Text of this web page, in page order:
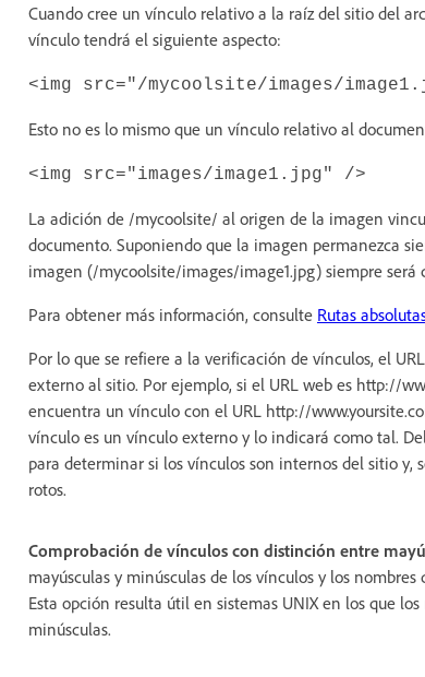
Cuando cree un vínculo relativo a la raíz del sitio del
vínculo tendrá el siguiente aspecto:
<img src="/mycoolsite/images/
Esto no es lo mismo que un vínculo relativo al
<img src="images/image1.jpg" />
La adición de /mycoolsite/ al origen de la imagen
documento. Suponiendo que la imagen permanezca
imagen (/mycoolsite/images/image1.jpg) siempre
Para obtener más información, consulte Rutas
Por lo que se refiere a la verificación de vínculos, el
externo al sitio. Por ejemplo, si el URL web es http://
encuentra un vínculo con el URL http://
vínculo es un vínculo externo y lo indicará como tal.
para determinar si los vínculos son internos del sitio y,
rotos.
Comprobación de vínculos con distinción entre
mayúsculas y minúsculas de los vínculos y los
Esta opción resulta útil en sistemas UNIX en los que
minúsculas.